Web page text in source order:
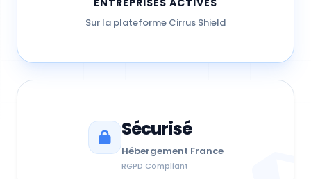
Statut
Nouveau
ENTREPRISES ACTIVES
Sur la plateforme Cirrus Shield
Sécurisé
Hébergement France
RGPD Compliant